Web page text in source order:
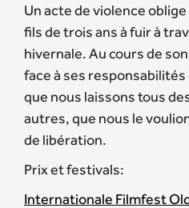
Un acte de violence
fils de trois ans à fuir à
hivernale. Au cours de
face à ses
que nous laissons tous
autres, que nous le
de libération.
Prix et festivals:
Internationale Filmfest